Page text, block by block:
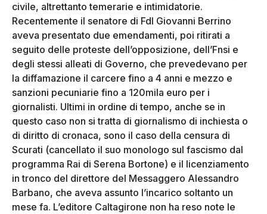
civile, altrettanto temerarie e intimidatorie.
Recentemente il senatore di FdI Giovanni Berrino
aveva presentato due emendamenti, poi ritirati a
seguito delle proteste dell’opposizione, dell’Fnsi e
degli stessi alleati di Governo, che prevedevano per
la diffamazione il carcere fino a 4 anni e mezzo e
sanzioni pecuniarie fino a 120mila euro per i
giornalisti. Ultimi in ordine di tempo, anche se in
questo caso non si tratta di giornalismo di inchiesta o
di diritto di cronaca, sono il caso della censura di
Scurati (cancellato il suo monologo sul fascismo dal
programma Rai di Serena Bortone) e il licenziamento
in tronco del direttore del Messaggero Alessandro
Barbano, che aveva assunto l’incarico soltanto un
mese fa. L’editore Caltagirone non ha reso note le